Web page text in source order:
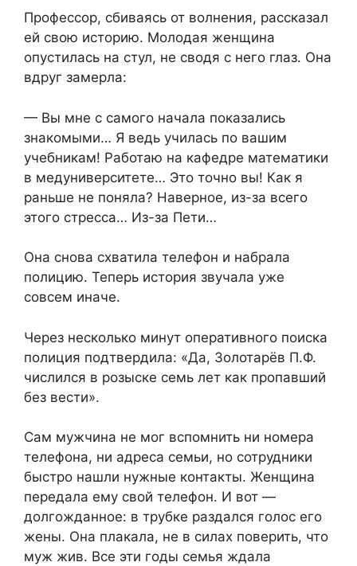
Профессор, сбиваясь от волнения, рассказал
ей свою историю. Молодая женщина
опустилась на стул, не сводя с него глаз. Она
вдруг замерла:
— Вы мне с самого начала показались
знакомыми… Я ведь училась по вашим
учебникам! Работаю на кафедре математики
в медуниверситете… Это точно вы! Как я
раньше не поняла? Наверное, из-за всего
этого стресса… Из-за Пети…
Она снова схватила телефон и набрала
полицию. Теперь история звучала уже
совсем иначе.
Через несколько минут оперативного поиска
полиция подтвердила: «Да, Золотарёв П.Ф.
числился в розыске семь лет как пропавший
без вести».
Сам мужчина не мог вспомнить ни номера
телефона, ни адреса семьи, но сотрудники
быстро нашли нужные контакты. Женщина
передала ему свой телефон. И вот —
долгожданное: в трубке раздался голос его
жены. Она плакала, не в силах поверить, что
муж жив. Все эти годы семья ждала